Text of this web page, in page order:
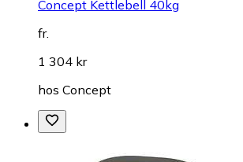
Concept Kettlebell 40kg
fr.
1 304 kr
hos Concept